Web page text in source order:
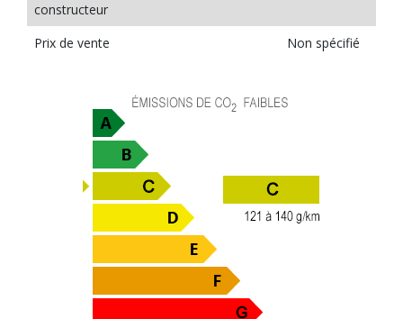
constructeur
Prix de vente
Non spécifié